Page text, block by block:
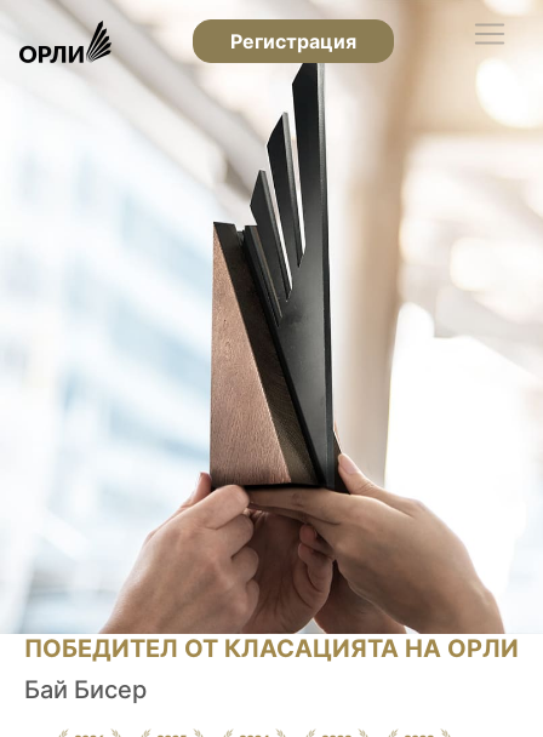
Регистрация
ПОБЕДИТЕЛ ОТ КЛАСАЦИЯТА НА ОРЛИ
Бай Бисер